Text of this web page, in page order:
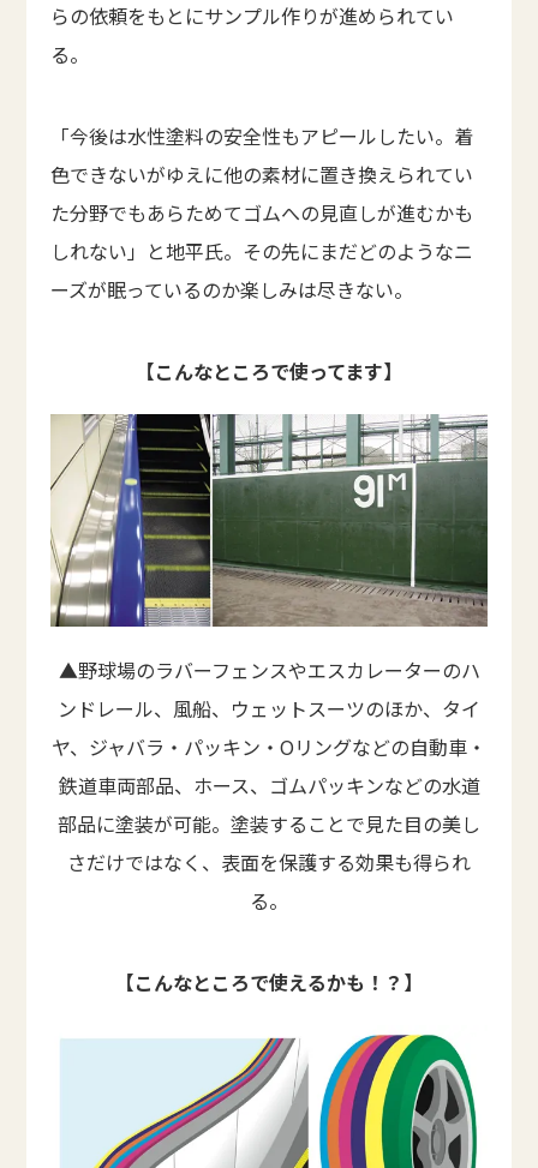
らの依頼をもとにサンプル作りが進められてい
る。
「今後は水性塗料の安全性もアピールしたい。着
色できないがゆえに他の素材に置き換えられてい
た分野でもあらためてゴムへの見直しが進むかも
しれない」と地平氏。その先にまだどのようなニ
ーズが眠っているのか楽しみは尽きない。
【こんなところで使ってます】
▲野球場のラバーフェンスやエスカレーターのハ
ンドレール、風船、ウェットスーツのほか、タイ
ヤ、ジャバラ・パッキン・Oリングなどの自動車・
鉄道車両部品、ホース、ゴムパッキンなどの水道
部品に塗装が可能。塗装することで見た目の美し
さだけではなく、表面を保護する効果も得られ
る。
【こんなところで使えるかも！？】